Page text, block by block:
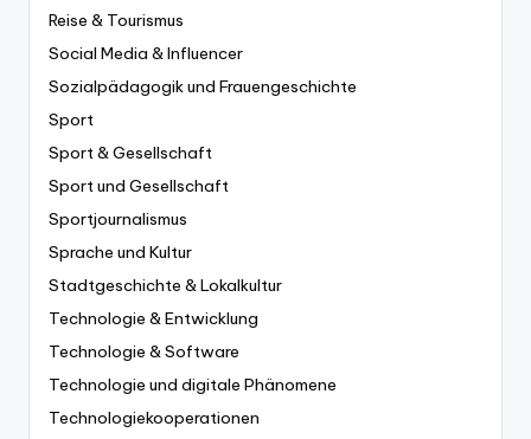
Reise & Tourismus
Social Media & Influencer
Sozialpädagogik und Frauengeschichte
Sport
Sport & Gesellschaft
Sport und Gesellschaft
Sportjournalismus
Sprache und Kultur
Stadtgeschichte & Lokalkultur
Technologie & Entwicklung
Technologie & Software
Technologie und digitale Phänomene
Technologiekooperationen